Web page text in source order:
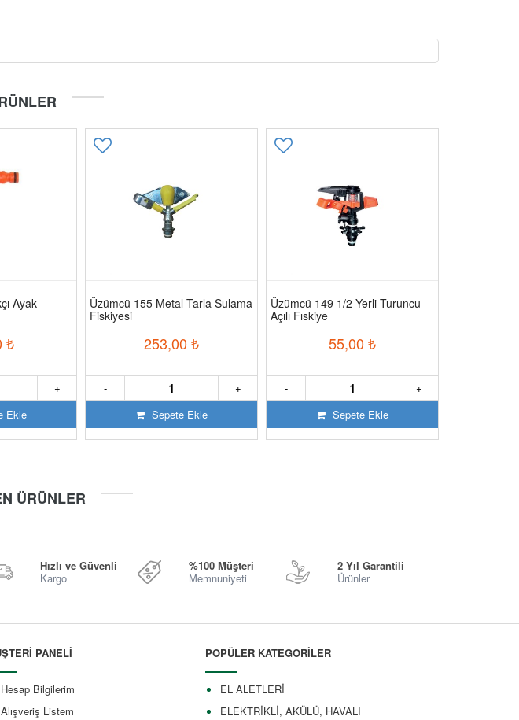
Ayak
₺
+
Ekle
Üzümcü 155 Metal Tarla Sulama
Fiskiyesi
253,00 ₺
+
-
Sepete Ekle
Üzümcü 149 1/2 Yerli Turuncu
Açılı Fıskiye
55,00 ₺
+
-
Sepete Ekle
ÜRÜNLER
Hızlı ve Güvenli
Kargo
%100 Müşteri
Memnuniyeti
2 Yıl Garantili
Ürünler
PANELİ
Hesap Bilgilerim
Alışveriş Listem
POPÜLER KATEGORİLER
EL ALETLERİ
ELEKTRİKLİ, AKÜLÜ, HAVALI